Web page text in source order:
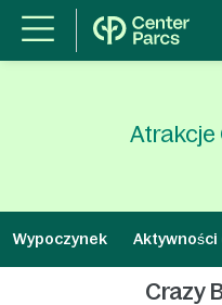
Atrakcje
Wypoczynek
Crazy